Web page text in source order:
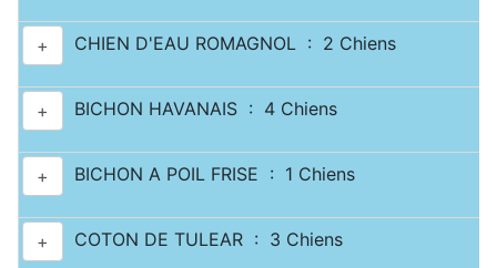
+ CHIEN D'EAU ROMAGNOL : 2 Chiens
+ BICHON HAVANAIS : 4 Chiens
+ BICHON A POIL FRISE : 1 Chiens
+ COTON DE TULEAR : 3 Chiens